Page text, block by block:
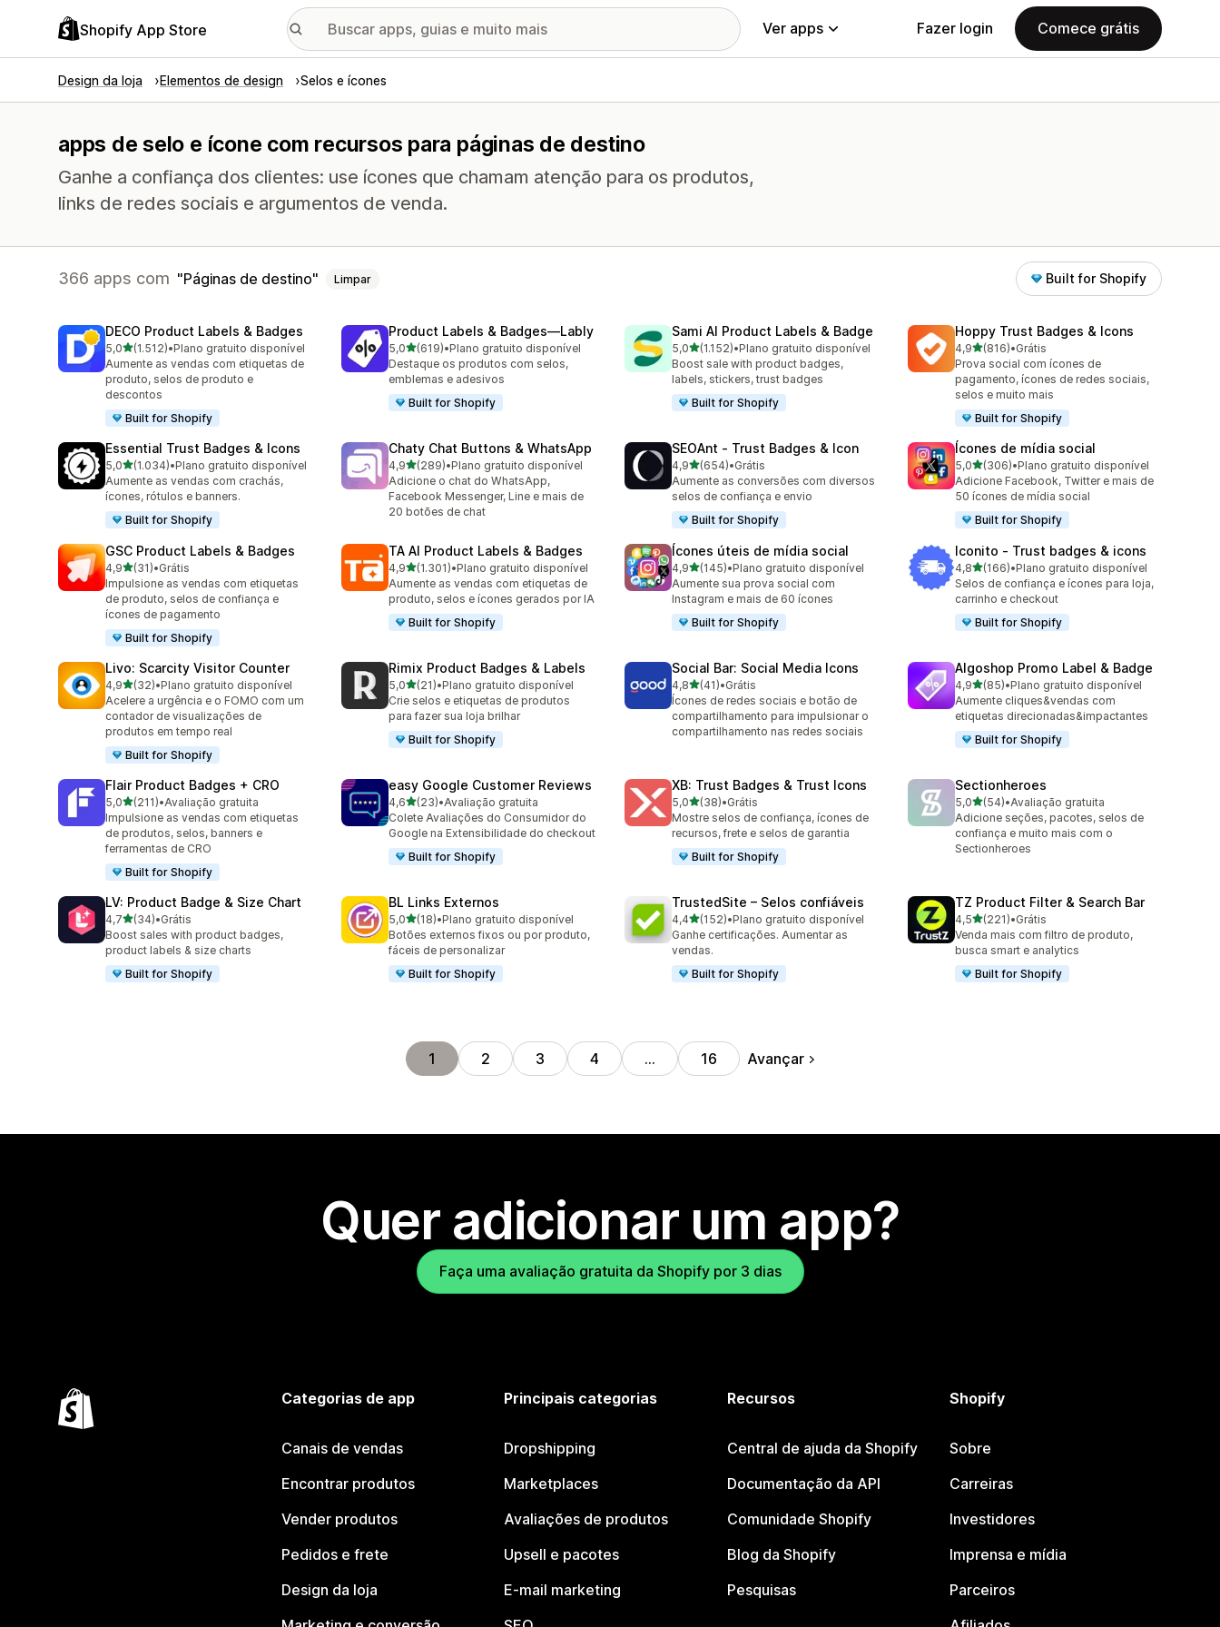
Shopify App Store Ver apps Fazer login Comece grátis
Design da loja Elementos de design Selos e ícones
apps de selo e ícone com recursos para páginas de destino
Ganhe a confiança dos clientes: use ícones que chamam atenção para os produtos,
links de redes sociais e argumentos de venda.
366 apps com Páginas de destino Limpar Built for Shopify
DECO Product Labels & Badges
5,0de 5 estrelas
(1.512)
1512 avaliações ao todo
•Plano gratuito disponível
Aumente as vendas com etiquetas de
produto, selos de produto e
descontos
Built for Shopify
Product Labels & Badges—Lably
5,0de 5 estrelas
(619)
619 avaliações ao todo
•Plano gratuito disponível
Destaque os produtos com selos,
emblemas e adesivos
Built for Shopify
Sami AI Product Labels & Badge
5,0de 5 estrelas
(1.152)
1152 avaliações ao todo
•Plano gratuito disponível
Boost sale with product badges,
labels, stickers, trust badges
Built for Shopify
Hoppy Trust Badges & Icons
4,9de 5 estrelas
(816)
816 avaliações ao todo
•Grátis
Prova social com ícones de
pagamento, ícones de redes sociais,
selos e muito mais
Built for Shopify
Essential Trust Badges & Icons
5,0de 5 estrelas
(1.034)
1034 avaliações ao todo
•Plano gratuito disponível
Aumente as vendas com crachás,
ícones, rótulos e banners.
Built for Shopify
Chaty Chat Buttons & WhatsApp
4,9de 5 estrelas
(289)
289 avaliações ao todo
•Plano gratuito disponível
Adicione o chat do WhatsApp,
Facebook Messenger, Line e mais de
20 botões de chat
SEOAnt ‑ Trust Badges & Icon
4,9de 5 estrelas
(654)
654 avaliações ao todo
•Grátis
Aumente as conversões com diversos
selos de confiança e envio
Built for Shopify
Ícones de mídia social
5,0de 5 estrelas
(306)
306 avaliações ao todo
•Plano gratuito disponível
Adicione Facebook, Twitter e mais de
50 ícones de mídia social
Built for Shopify
GSC Product Labels & Badges
4,9de 5 estrelas
(31)
31 avaliações ao todo
•Grátis
Impulsione as vendas com etiquetas
de produto, selos de confiança e
ícones de pagamento
Built for Shopify
TA AI Product Labels & Badges
4,9de 5 estrelas
(1.301)
1301 avaliações ao todo
•Plano gratuito disponível
Aumente as vendas com etiquetas de
produto, selos e ícones gerados por IA
Built for Shopify
Ícones úteis de mídia social
4,9de 5 estrelas
(145)
145 avaliações ao todo
•Plano gratuito disponível
Aumente sua prova social com
Instagram e mais de 60 ícones
Built for Shopify
Iconito ‑ Trust badges & icons
4,8de 5 estrelas
(166)
166 avaliações ao todo
•Plano gratuito disponível
Selos de confiança e ícones para loja,
carrinho e checkout
Built for Shopify
Livo: Scarcity Visitor Counter
4,9de 5 estrelas
(32)
32 avaliações ao todo
•Plano gratuito disponível
Acelere a urgência e o FOMO com um
contador de visualizações de
produtos em tempo real
Built for Shopify
Rimix Product Badges & Labels
5,0de 5 estrelas
(21)
21 avaliações ao todo
•Plano gratuito disponível
Crie selos e etiquetas de produtos
para fazer sua loja brilhar
Built for Shopify
Social Bar: Social Media Icons
4,8de 5 estrelas
(41)
41 avaliações ao todo
•Grátis
Ícones de redes sociais e botão de
compartilhamento para impulsionar o
compartilhamento nas redes sociais
Algoshop Promo Label & Badge
4,9de 5 estrelas
(85)
85 avaliações ao todo
•Plano gratuito disponível
Aumente cliques&vendas com
etiquetas direcionadas&impactantes
Built for Shopify
Flair Product Badges + CRO
5,0de 5 estrelas
(211)
211 avaliações ao todo
•Avaliação gratuita
Impulsione as vendas com etiquetas
de produtos, selos, banners e
ferramentas de CRO
Built for Shopify
easy Google Customer Reviews
4,6de 5 estrelas
(23)
23 avaliações ao todo
•Avaliação gratuita
Colete Avaliações do Consumidor do
Google na Extensibilidade do checkout
Built for Shopify
XB: Trust Badges & Trust Icons
5,0de 5 estrelas
(38)
38 avaliações ao todo
•Grátis
Mostre selos de confiança, ícones de
recursos, frete e selos de garantia
Built for Shopify
Sectionheroes
5,0de 5 estrelas
(54)
54 avaliações ao todo
•Avaliação gratuita
Adicione seções, pacotes, selos de
confiança e muito mais com o
Sectionheroes
LV: Product Badge & Size Chart
4,7de 5 estrelas
(34)
34 avaliações ao todo
•Grátis
Boost sales with product badges,
product labels & size charts
Built for Shopify
BL Links Externos
5,0de 5 estrelas
(18)
18 avaliações ao todo
•Plano gratuito disponível
Botões externos fixos ou por produto,
fáceis de personalizar
Built for Shopify
TrustedSite – Selos confiáveis
4,4de 5 estrelas
(152)
152 avaliações ao todo
•Plano gratuito disponível
Ganhe certificações. Aumentar as
vendas.
Built for Shopify
TZ Product Filter & Search Bar
4,5de 5 estrelas
(221)
221 avaliações ao todo
•Grátis
Venda mais com filtro de produto,
busca smart e analytics
Built for Shopify
1 2 3 4 … 16 Avançar
Quer adicionar um app?
Faça uma avaliação gratuita da Shopify por 3 dias
Categorias de app
Canais de vendas
Encontrar produtos
Vender produtos
Pedidos e frete
Design da loja
Principais categorias
Dropshipping
Marketplaces
Avaliações de produtos
Upsell e pacotes
E-mail marketing
Recursos
Central de ajuda da Shopify
Documentação da API
Comunidade Shopify
Blog da Shopify
Pesquisas
Shopify
Sobre
Carreiras
Investidores
Imprensa e mídia
Parceiros